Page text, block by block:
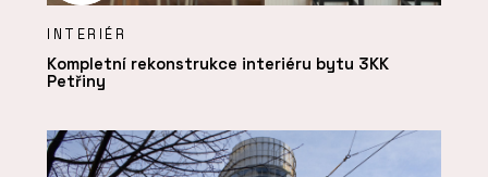
INTERIÉR
Kompletní rekonstrukce interiéru bytu 3KK
Petřiny